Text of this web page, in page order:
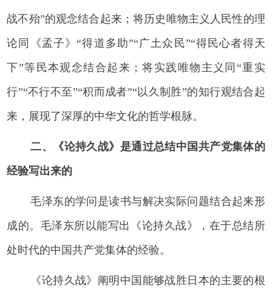
战不殆”的观念结合起来；将历史唯物主义人民性的理
论同《孟子》“得道多助”“广土众民”“得民心者得天
下”等民本观念结合起来；将实践唯物主义同“重实
行”“不行不至”“积而成者”“以久制胜”的知行观结合起
来，展现了深厚的中华文化的哲学根脉。
二、《论持久战》是通过总结中国共产党集体的
经验写出来的
毛泽东的学问是读书与解决实际问题结合起来形
成的。毛泽东所以能写出《论持久战》，在于总结所
处时代的中国共产党集体的经验。
《论持久战》阐明中国能够战胜日本的主要的根